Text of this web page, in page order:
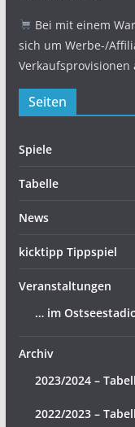
Bei mit einem
sich um Werbe-/
Seiten
Spiele
Tabelle
News
kicktipp Tippspiel
Veranstaltungen
… im
Archiv
2023/2024 –
2022/2023 –